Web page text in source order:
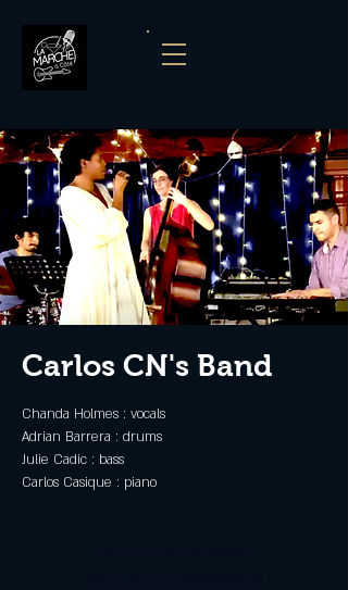
Carlos CN's Band
Chanda Holmes : vocals
Adrian Barrera : drums
Julie Cadic : bass
Carlos Casique : piano